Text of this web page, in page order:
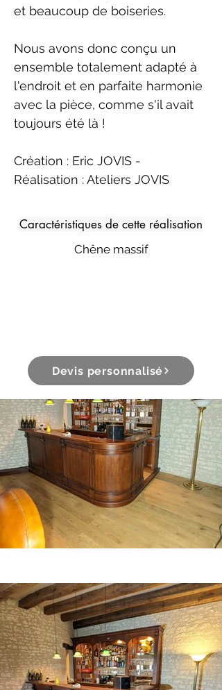
et beaucoup de boiseries.
Nous avons donc conçu un
ensemble totalement adapté à
l'endroit et en parfaite harmonie
avec la pièce, comme s'il avait
toujours été là !
Création : Eric JOVIS -
Réalisation : Ateliers JOVIS
Caractéristiques de cette réalisation
Chêne massif
Devis personnalisé